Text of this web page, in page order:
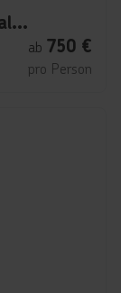
Iberostar Selection Playa de Palma
ab 750 €
pro Person